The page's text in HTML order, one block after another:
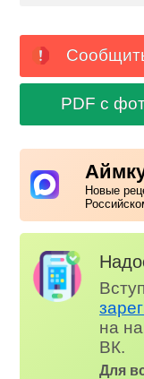
PDF с
Новые
на
ВК.
Для